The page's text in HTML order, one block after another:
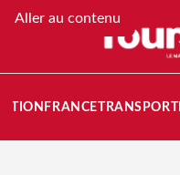
Aller au contenu
FRANCETRANSPORT